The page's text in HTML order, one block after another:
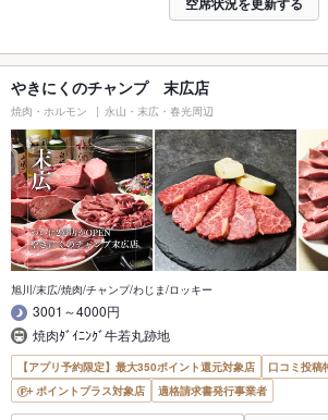
やきにくのチャンプ 末広店
焼肉・ホルモン 永山・末広・春光周辺
旭川/末広/焼肉/チャンプ/わじま/ロッキー
3001～4000円
焼肉ﾀﾞｲﾆﾝｸﾞ牛若丸跡地
【アプリ予約限定】最大350ポイント還元対象店 口コミ投稿
ポイントプラス対象店
適格請求書発行事業者